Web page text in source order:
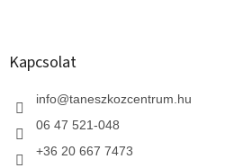
Kapcsolat
info@taneszkozcentrum.hu
06 47 521-048
+36 20 667 7473